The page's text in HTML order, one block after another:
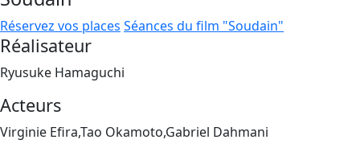
Réservez vos places Séances du film "Soudain"
Réalisateur
Ryusuke Hamaguchi
Acteurs
Virginie Efira,Tao Okamoto,Gabriel Dahmani